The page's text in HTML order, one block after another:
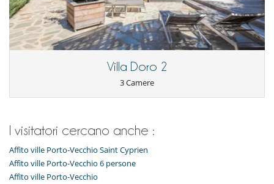
Villa Doro 2
3 Camere
I visitatori cercano anche :
Affito ville Porto-Vecchio Saint Cyprien
Affito ville Porto-Vecchio 6 persone
Affito ville Porto-Vecchio